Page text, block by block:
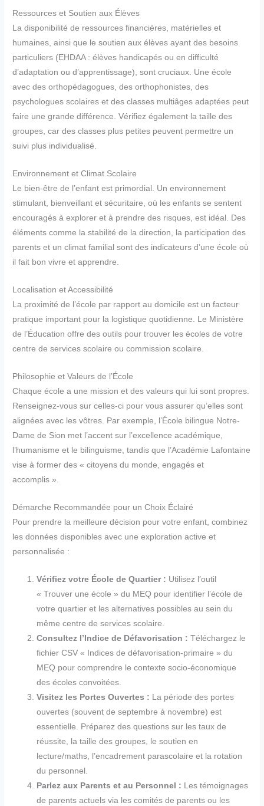
Ressources et Soutien aux Élèves
La disponibilité de ressources financières, matérielles et
humaines, ainsi que le soutien aux élèves ayant des besoins
particuliers (EHDAA : élèves handicapés ou en difficulté
d’adaptation ou d’apprentissage), sont cruciaux. Une école
avec des orthopédagogues, des orthophonistes, des
psychologues scolaires et des classes multiâges adaptées peut
faire une grande différence. Vérifiez également la taille des
groupes, car des classes plus petites peuvent permettre un
suivi plus individualisé.
Environnement et Climat Scolaire
Le bien-être de l’enfant est primordial. Un environnement
stimulant, bienveillant et sécuritaire, où les enfants se sentent
encouragés à explorer et à prendre des risques, est idéal. Des
éléments comme la stabilité de la direction, la participation des
parents et un climat familial sont des indicateurs d’une école où
il fait bon vivre et apprendre.
Localisation et Accessibilité
La proximité de l’école par rapport au domicile est un facteur
pratique important pour la logistique quotidienne. Le Ministère
de l’Éducation offre des outils pour trouver les écoles de votre
centre de services scolaire ou commission scolaire.
Philosophie et Valeurs de l’École
Chaque école a une mission et des valeurs qui lui sont propres.
Renseignez-vous sur celles-ci pour vous assurer qu’elles sont
alignées avec les vôtres. Par exemple, l’École bilingue Notre-
Dame de Sion met l’accent sur l’excellence académique,
l’humanisme et le bilinguisme, tandis que l’Académie Lafontaine
vise à former des « citoyens du monde, engagés et
accomplis ».
Démarche Recommandée pour un Choix Éclairé
Pour prendre la meilleure décision pour votre enfant, combinez
les données disponibles avec une exploration active et
personnalisée :
Vérifiez votre École de Quartier : Utilisez l’outil
« Trouver une école » du MEQ pour identifier l’école de
votre quartier et les alternatives possibles au sein du
même centre de services scolaire.
Consultez l’Indice de Défavorisation : Téléchargez le
fichier CSV « Indices de défavorisation-primaire » du
MEQ pour comprendre le contexte socio-économique
des écoles convoitées.
Visitez les Portes Ouvertes : La période des portes
ouvertes (souvent de septembre à novembre) est
essentielle. Préparez des questions sur les taux de
réussite, la taille des groupes, le soutien en
lecture/maths, l’encadrement parascolaire et la rotation
du personnel.
Parlez aux Parents et au Personnel : Les témoignages
de parents actuels via les comités de parents ou les